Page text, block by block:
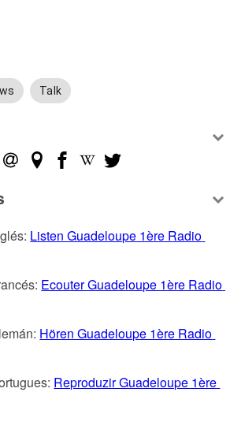
Talk
Listen Guadeloupe 1ère Radio
Ecouter Guadeloupe 1ère Radio
Hören Guadeloupe 1ère Radio
Reproduzir Guadeloupe 1ère